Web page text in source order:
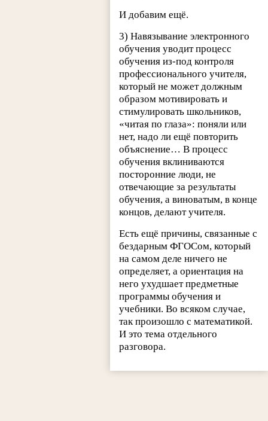
И добавим ещё.
3) Навязывание электронного
обучения уводит процесс
обучения из-под контроля
профессионального учителя,
который не может должным
образом мотивировать и
стимулировать школьников,
«читая по глаза»: поняли или
нет, надо ли ещё повторить
объяснение… В процесс
обучения вклиниваются
посторонние люди, не
отвечающие за результаты
обучения, а виноватым, в конце
концов, делают учителя.
Есть ещё причины, связанные с
бездарным ФГОСом, который
на самом деле ничего не
определяет, а ориентация на
него ухудшает предметные
программы обучения и
учебники. Во всяком случае,
так произошло с математикой.
И это тема отдельного
разговора.